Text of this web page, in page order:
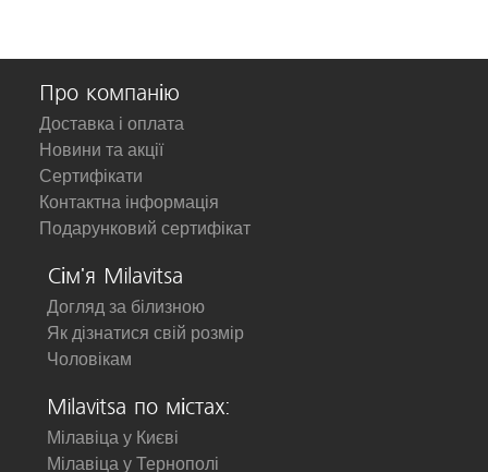
Про компанію
Доставка і оплата
Новини та акції
Сертифікати
Контактна інформація
Подарунковий сертифікат
Сім'я Milavitsa
Догляд за білизною
Як дізнатися свій розмір
Чоловікам
Milavitsa по містах:
Мілавіца у Києві
Мілавіца у Тернополі